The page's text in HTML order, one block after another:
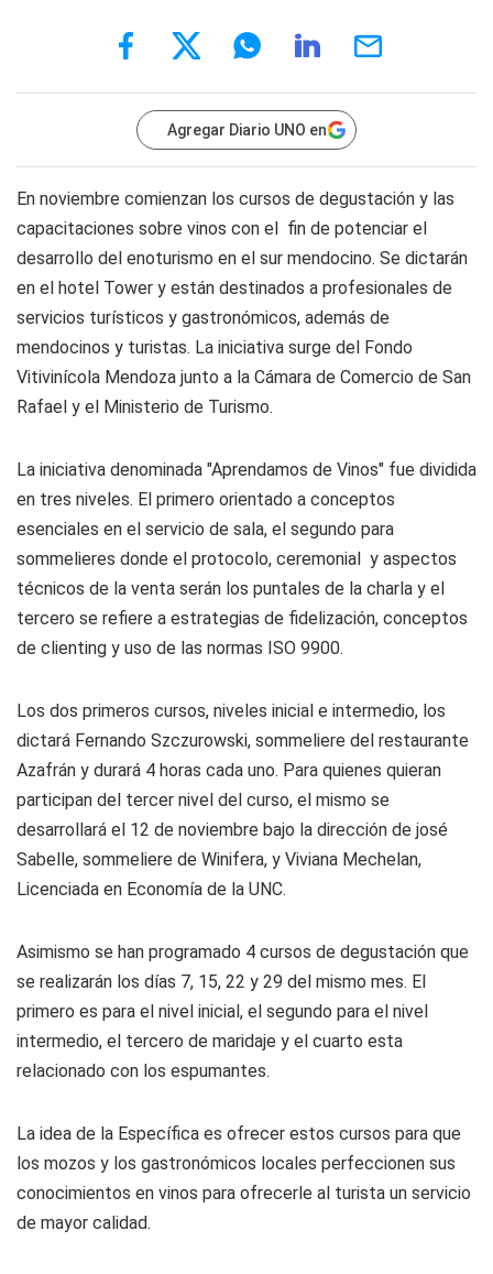
Agregar Diario UNO en
En noviembre comienzan los cursos de degustación y las
capacitaciones sobre vinos con el fin de potenciar el
desarrollo del enoturismo en el sur mendocino. Se dictarán
en el hotel Tower y están destinados a profesionales de
servicios turísticos y gastronómicos, además de
mendocinos y turistas. La iniciativa surge del Fondo
Vitivinícola Mendoza junto a la Cámara de Comercio de San
Rafael y el Ministerio de Turismo.
La iniciativa denominada "Aprendamos de Vinos" fue dividida
en tres niveles. El primero orientado a conceptos
esenciales en el servicio de sala, el segundo para
sommelieres donde el protocolo, ceremonial y aspectos
técnicos de la venta serán los puntales de la charla y el
tercero se refiere a estrategias de fidelización, conceptos
de clienting y uso de las normas ISO 9900.
Los dos primeros cursos, niveles inicial e intermedio, los
dictará Fernando Szczurowski, sommeliere del restaurante
Azafrán y durará 4 horas cada uno. Para quienes quieran
participan del tercer nivel del curso, el mismo se
desarrollará el 12 de noviembre bajo la dirección de josé
Sabelle, sommeliere de Winifera, y Viviana Mechelan,
Licenciada en Economía de la UNC.
Asimismo se han programado 4 cursos de degustación que
se realizarán los días 7, 15, 22 y 29 del mismo mes. El
primero es para el nivel inicial, el segundo para el nivel
intermedio, el tercero de maridaje y el cuarto esta
relacionado con los espumantes.
La idea de la Específica es ofrecer estos cursos para que
los mozos y los gastronómicos locales perfeccionen sus
conocimientos en vinos para ofrecerle al turista un servicio
de mayor calidad.